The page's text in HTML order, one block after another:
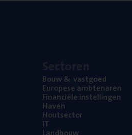
Bouw& vastgoed
Euro­pe­se ambtenaren
Finan­ci­ë­le instellingen
Haven
Hout­sec­tor
IT